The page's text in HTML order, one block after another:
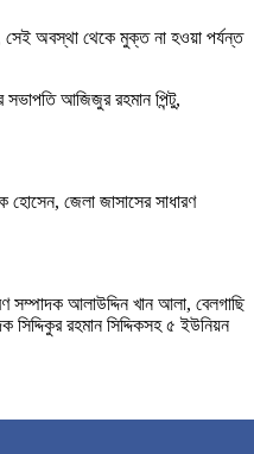
সেই অবস্থা থেকে মুক্ত না হওয়া পর্যন্ত
সভাপতি আজিজুর রহমান পিন্টু,
জেলা জাসাসের সাধারণ
সম্পাদক আলাউদ্দিন খান আলা, বেলগাছি
রহমান সিদ্দিকসহ ৫ ইউনিয়ন